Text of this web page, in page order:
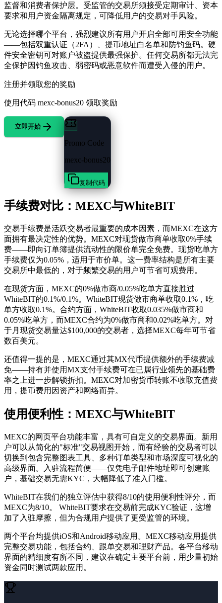
监督和消费者保护层。受监管的交易所须接受定期审计、资本
要求和用户资金隔离规定，可降低用户的交易对手风险。
无论选择哪个平台，强烈建议所有用户开启全部可用安全功能
——包括双重认证（2FA）、提币地址白名单和防钓鱼码。硬
件安全密钥可对账户被盗提供最强保护。任何交易所都无法完
全保护因钓鱼攻击、弱密码或恶意软件而遭受入侵的用户。
注册并领取您的奖励
使用代码 mexc-bonus20 领取奖励
立即开始
Promo Code
mexc-bonus20
复制代码
手续费对比：MEXC与WhiteBIT
交易手续费是活跃交易者最重要的成本因素，而MEXC在这方
面拥有最决定性的优势。MEXC对现货做市商单收取0%手续
费——即向订单簿提供流动性的限价单完全免费。现货吃单方
手续费仅为0.05%，适用于市价单。这一费率结构是所有主要
交易所中最低的，对于频繁交易的用户可节省可观费用。
在现货方面，MEXC的0%做市商/0.05%吃单方直接胜过
WhiteBIT的0.1%/0.1%。WhiteBIT现货做市商单收取0.1%，吃
单方收取0.1%。合约方面，WhiteBIT收取0.035%做市商和
0.05%吃单方，而MEXC合约为0%做市商和0.02%吃单方。对
于月现货交易量达$100,000的交易者，选择MEXC每年可节省
数百美元。
还值得一提的是，MEXC通过其MX代币提供额外的手续费减
免——持有并使用MX支付手续费可在已属行业领先的基础费
率之上进一步解锁折扣。MEXC对加密货币转账不收取充值费
用，提币费用因资产和网络而异。
使用便利性：MEXC与WhiteBIT
MEXC的网页平台功能丰富，具有可自定义的交易界面。新用
户可以从简化的"标准"交易视图开始，而有经验的交易者可以
切换到包含完整图表工具、多种订单类型和市场深度可视化的
高级界面。入驻流程简便——仅凭电子邮件地址即可创建账
户，基础交易无需KYC，大幅降低了准入门槛。
WhiteBIT在我们的独立评估中获得8/10的使用便利性评分，而
MEXC为8/10。
WhiteBIT要求在交易前完成KYC验证，这增
加了入驻摩擦，但为合规用户提供了更受监管的环境。
两个平台均提供iOS和Android移动应用。MEXC移动应用提供
完整交易功能，包括合约、跟单交易和理财产品。各平台移动
界面的精细度有所不同，建议在确定主要平台前，用少量初始
资金同时测试两款应用。